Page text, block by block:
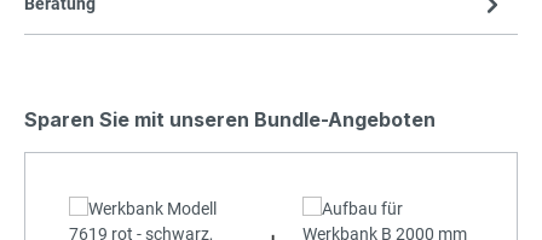
Sparen Sie mit unseren Bundle-Angeboten